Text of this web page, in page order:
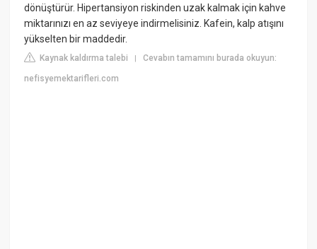
dönüştürür. Hipertansiyon riskinden uzak kalmak için kahve
miktarınızı en az seviyeye indirmelisiniz. Kafein, kalp atışını
yükselten bir maddedir.
Kaynak kaldırma talebi |Cevabın tamamını burada okuyun:
nefisyemektarifleri.com